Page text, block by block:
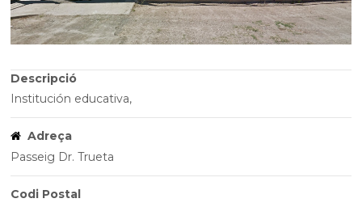
Descripció
Institución educativa,
Adreça
Passeig Dr. Trueta
Codi Postal